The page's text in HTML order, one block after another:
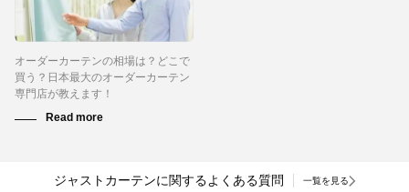
オーダーカーテンの相場は？どこで
買う？日本最大のオーダーカーテン
専門店が教えます！
ジャストカーテンに関するよくある質問 一覧を見る